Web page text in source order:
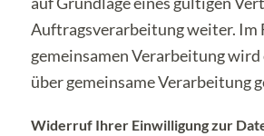
Auftragsverarbeitung weiter. Im
gemeinsamen Verarbeitung
über gemeinsame Verarbeitung
Widerruf Ihrer Einwilligung zur